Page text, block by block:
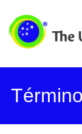
content
The